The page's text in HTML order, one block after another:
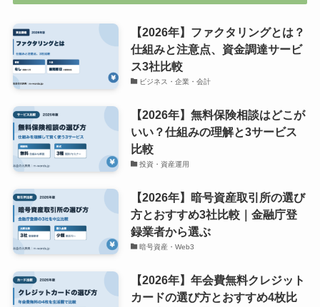
【2026年】ファクタリングとは？
仕組みと注意点、資金調達サービ
ス3社比較
ビジネス・企業・会計
【2026年】無料保険相談はどこが
いい？仕組みの理解と3サービス
比較
投資・資産運用
【2026年】暗号資産取引所の選び
方とおすすめ3社比較｜金融庁登
録業者から選ぶ
暗号資産・Web3
【2026年】年会費無料クレジット
カードの選び方とおすすめ4枚比